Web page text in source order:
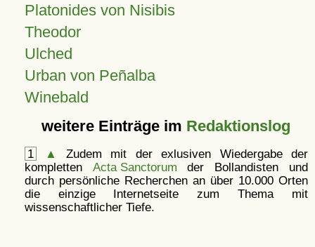
Platonides von Nisibis
Theodor
Ulched
Urban von Peñalba
Winebald
weitere Einträge im Redaktionslog
1 ▲
Zudem mit der exlusiven Wiedergabe der
kompletten Acta Sanctorum der Bollandisten und
durch persönliche Recherchen an über 10.000 Orten
die einzige Internetseite zum Thema mit
wissenschaftlicher Tiefe.